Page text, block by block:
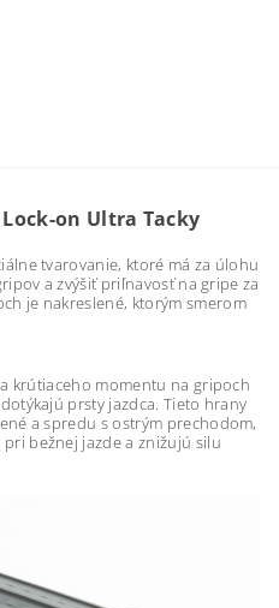
on Ultra Tacky
tvarovanie, ktoré má za úlohu
a zvýšiť priľnavosť na gripe za
je nakreslené, ktorým smerom
krútiaceho momentu na gripoch
prsty jazdca. Tieto hrany
a spredu s ostrým prechodom,
bežnej jazde a znižujú silu